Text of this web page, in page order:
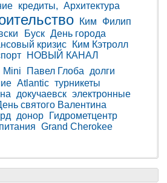
кредиты, Архитектура
Ким
Филип
Буск День города
кризис
Ким Кэтролл
НОВЫЙ КАНАЛ
Mini Павел Глоба
долги
Atlantic турникеты
докучаевск электронные
святого Валентина
донор
Гидрометцентр
Grand Cherokee